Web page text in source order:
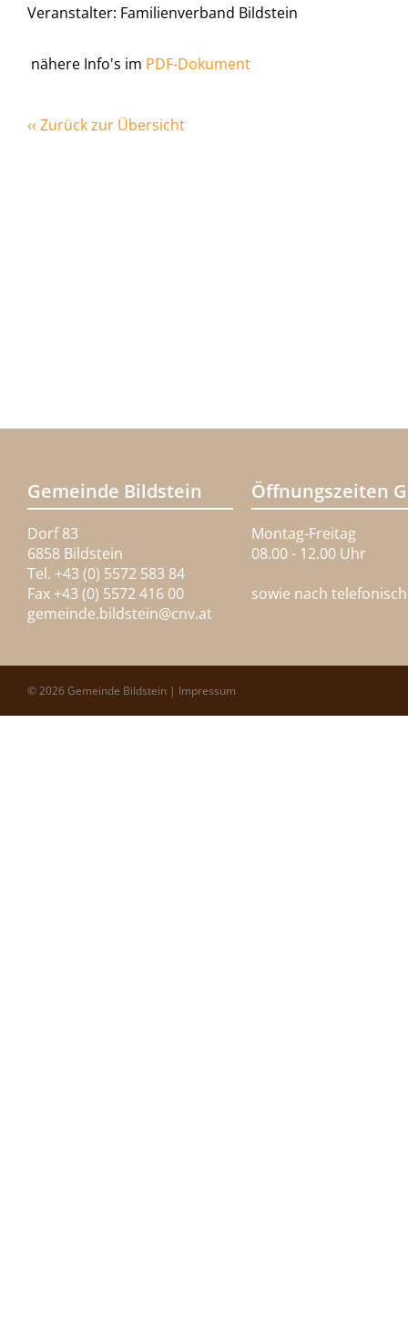
Veranstalter: Familienverband Bildstein
nähere Info's im PDF-Dokument
‹‹ Zurück zur Übersicht
Gemeinde Bildstein
Dorf 83
6858 Bildstein
Tel. +43 (0) 5572 583 84
Fax +43 (0) 5572 416 00
gemeinde.bildstein@cnv.at
Öffnungszeiten
Montag-Freitag
08.00 - 12.00 Uhr
sowie nach
© 2026 Gemeinde Bildstein | Impressum